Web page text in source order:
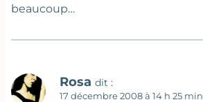
beaucoup…
Rosa dit :
17 décembre 2008 à 14 h 25 min